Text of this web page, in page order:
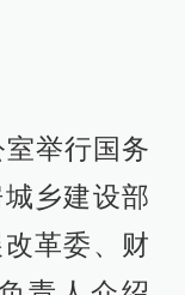
举行国务
乡建设部
革委、财